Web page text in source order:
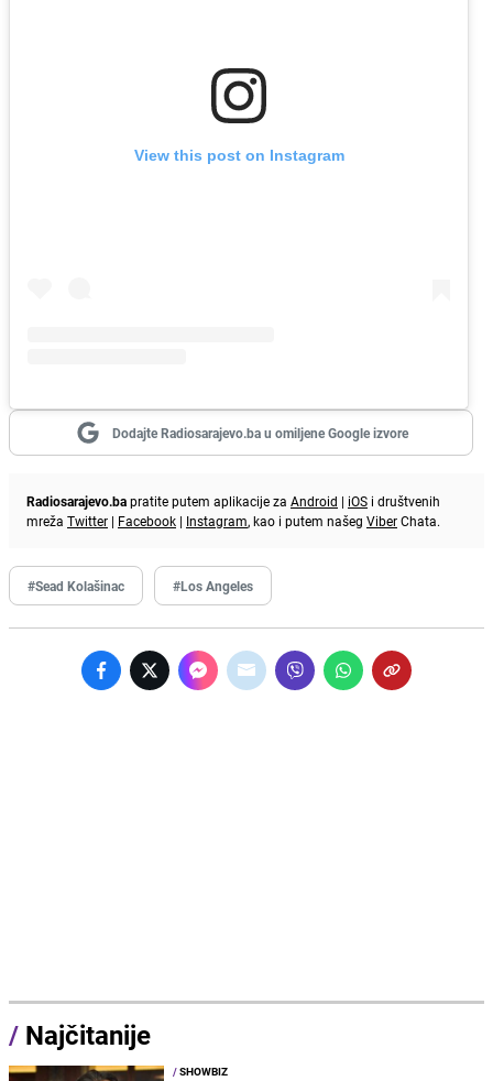
View this post on Instagram
Dodajte Radiosarajevo.ba u omiljene Google izvore
Radiosarajevo.bapratite putem aplikacije za Android | iOS i društvenih
mreža Twitter | Facebook | Instagram, kao i putem našeg ViberChata.
#Sead Kolašinac #Los Angeles
/ Najčitanije
/SHOWBIZ